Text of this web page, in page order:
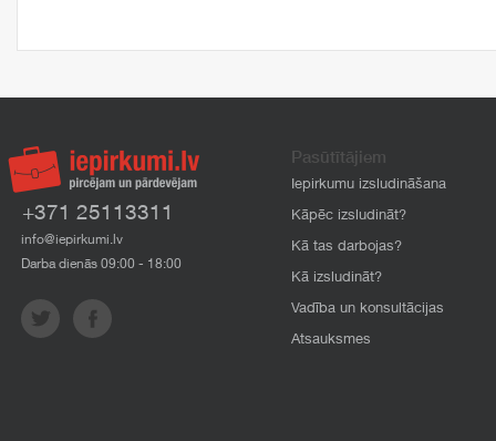
+371 25113311
info@iepirkumi.lv
Darba dienās 09:00 - 18:00
Pasūtītājiem
Iepirkumu izsludināšana
Kāpēc izsludināt?
Kā tas darbojas?
Kā izsludināt?
Vadība un konsultācijas
Atsauksmes